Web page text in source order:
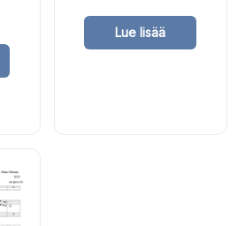
Tällä
muunnelma.
tehdä
valinnat
Lue lisää
Voit